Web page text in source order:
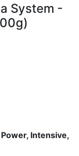
System -
Intensive,